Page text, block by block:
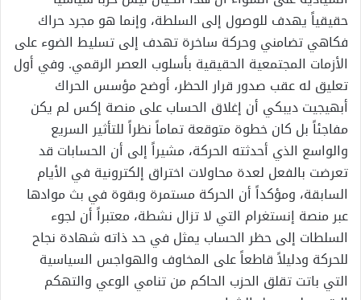
حقيقياً يهدف للوصول إلى السلطة، وإنما هو مجرد حراك
فكاهي تضامني وحركة ساخرة تهدف إلى تسليط الضوء على
الأزمات المجتمعية الحقيقية بأسلوب العصر الرقمي. وفي أول
تعليق له عقب صدور قرار الحظر، أوضح مؤسس الحراك
أبهيجيت ديبكي أن إغلاق الحساب على منصة إكس لم يكن
مفاجئاً بل كان خطوة متوقعة تماماً نظراً للتأثير السريع
والواسع الذي أحدثته الحركة، مشيراً إلى أن الحسابات قد
تعرضت بالفعل لعدة محاولات اختراق إلكترونية في الأيام
السابقة، ومؤكداً أن الحركة مستمرة وبقوة في بث موادها
عبر منصة إنستغرام التي لا تزال نشطة، معتبراً أن لجوء
السلطات إلى حظر الحساب يمثل في حد ذاته شهادة نجاح
للحركة ودليلاً قاطعاً على المخاوف والهواجس السياسية
التي باتت تقلق الحزب الحاكم من تنامي الوعي والتهكم